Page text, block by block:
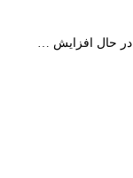
حال افزایش …